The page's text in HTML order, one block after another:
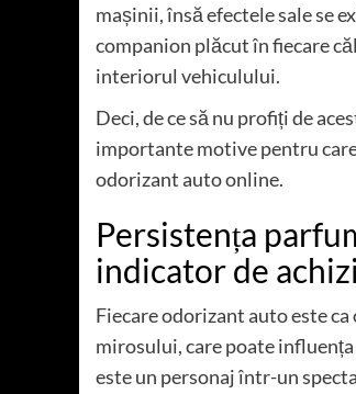
mașinii, însă efectele sale se
companion plăcut în fiecare
interiorul vehiculului.
Deci, de ce să nu profiți de
importante motive pentru
odorizant auto online.
Persistența
indicator de
Fiecare odorizant auto este
mirosului, care poate
este un personaj într-un